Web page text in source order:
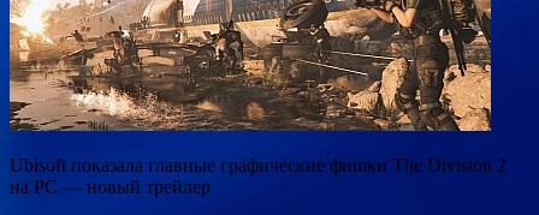
Ubisoft показала главные графические фишки The Division 2
на PC — новый трейлер